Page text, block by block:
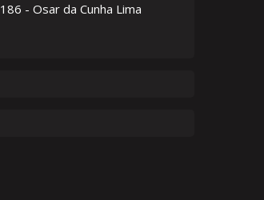
186 - Osar da Cunha Lima